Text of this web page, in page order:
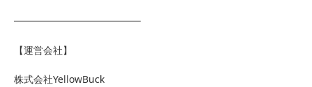
━━━━━━━━━━━━━
【運営会社】
株式会社YellowBuck